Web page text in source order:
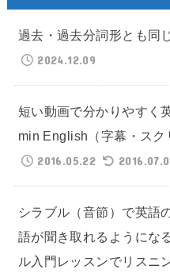
過去・過去分詞形とも同
2024.12.09
短い動画で分かりやすく
min English（字幕・スク
2016.05.22
シラブル（音節）で英語
語が聞き取れるようにな
ル入門レッスンでリスニ